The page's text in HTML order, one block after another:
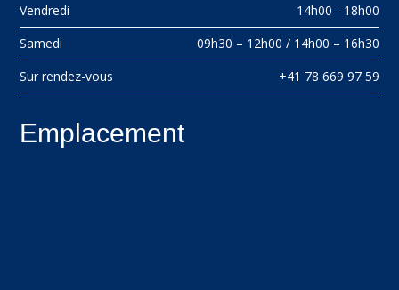
Vendredi
14h00 - 18h00
Samedi
09h30 – 12h00 / 14h00 – 16h30
Sur rendez-vous
+41 78 669 97 59
Emplacement